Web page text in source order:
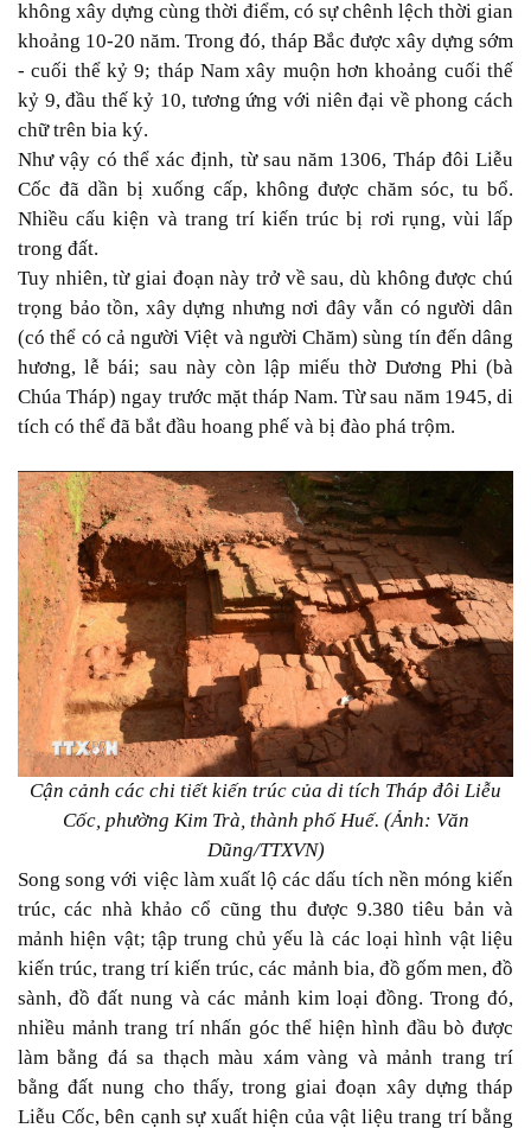
không xây dựng cùng thời điểm, có sự chênh lệch thời gian
khoảng 10-20 năm. Trong đó, tháp Bắc được xây dựng sớm
- cuối thể kỷ 9; tháp Nam xây muộn hơn khoảng cuối thế
kỷ 9, đầu thế kỷ 10, tương ứng với niên đại về phong cách
chữ trên bia ký.
Như vậy có thể xác định, từ sau năm 1306, Tháp đôi Liễu
Cốc đã dần bị xuống cấp, không được chăm sóc, tu bổ.
Nhiều cấu kiện và trang trí kiến trúc bị rơi rụng, vùi lấp
trong đất.
Tuy nhiên, từ giai đoạn này trở về sau, dù không được chú
trọng bảo tồn, xây dựng nhưng nơi đây vẫn có người dân
(có thể có cả người Việt và người Chăm) sùng tín đến dâng
hương, lễ bái; sau này còn lập miếu thờ Dương Phi (bà
Chúa Tháp) ngay trước mặt tháp Nam. Từ sau năm 1945, di
tích có thể đã bắt đầu hoang phế và bị đào phá trộm.
Cận cảnh các chi tiết kiến trúc của di tích Tháp đôi Liễu
Cốc, phường Kim Trà, thành phố Huế. (Ảnh: Văn
Dũng/TTXVN)
Song song với việc làm xuất lộ các dấu tích nền móng kiến
trúc, các nhà khảo cổ cũng thu được 9.380 tiêu bản và
mảnh hiện vật; tập trung chủ yếu là các loại hình vật liệu
kiến trúc, trang trí kiến trúc, các mảnh bia, đồ gốm men, đồ
sành, đồ đất nung và các mảnh kim loại đồng. Trong đó,
nhiều mảnh trang trí nhấn góc thể hiện hình đầu bò được
làm bằng đá sa thạch màu xám vàng và mảnh trang trí
bằng đất nung cho thấy, trong giai đoạn xây dựng tháp
Liễu Cốc, bên cạnh sự xuất hiện của vật liệu trang trí bằng